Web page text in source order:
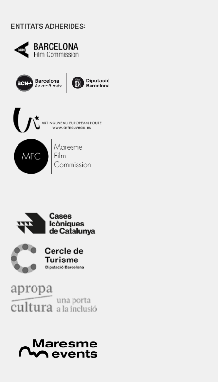
ENTITATS ADHERIDES: